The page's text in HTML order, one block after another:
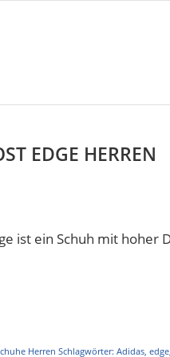
EDGE HERREN
ist ein Schuh mit hoher
Herren Schlagwörter:Adidas,edge,